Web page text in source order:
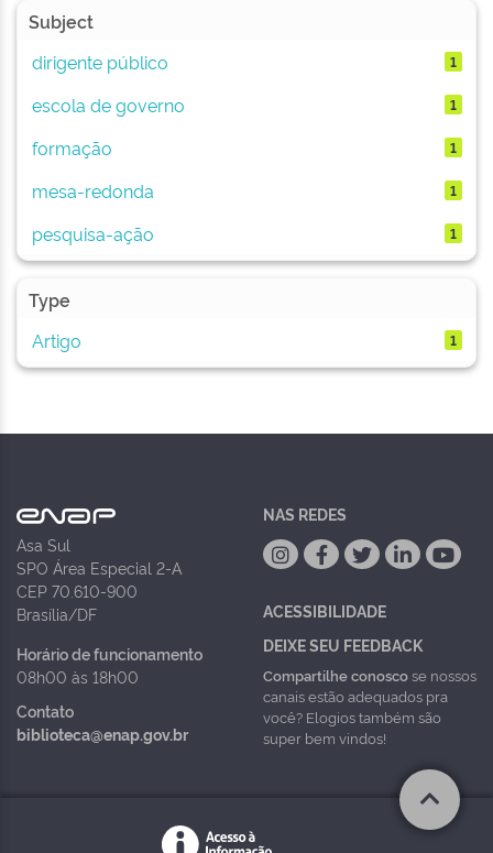
Subject
dirigente público
1
escola de governo 1
formação 1
mesa-redonda 1
pesquisa-ação 1
Type
Artigo
1
Asa Sul
SPO Área Especial 2-A
CEP 70.610-900
Brasília/DF
Horário de funcionamento
08h00 às 18h00
Contato
biblioteca@enap.gov.br
NAS REDES
ACESSIBILIDADE
DEIXE SEU FEEDBACK
Compartilhe conoscose nossos
canais estão adequados pra
você? Elogios também são
super bem vindos!